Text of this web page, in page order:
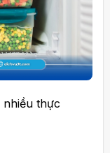
nhiều thực